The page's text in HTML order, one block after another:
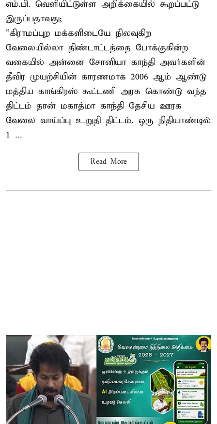
எம்.பி. வெளியிட்டுள்ள அறிக்கையில் கூறப்பட்டு
இருப்பதாவது;
”கிராமப்புற மக்களிடையே நிலவுகிற
வேலையில்லா திண்டாட்டத்தை போக்குகின்ற
வகையில் அன்னை சோனியா காந்தி அவர்களின்
தீவிர முயற்சியின் காரணமாக 2006 ஆம் ஆண்டு
மத்திய காங்கிரஸ் கூட்டணி அரசு கொண்டு வந்த
திட்டம் தான் மகாத்மா காந்தி தேசிய ஊரக
வேலை வாய்ப்பு உறுதி திட்டம். ஒரு நிதியாண்டில்
1 ...
Read More